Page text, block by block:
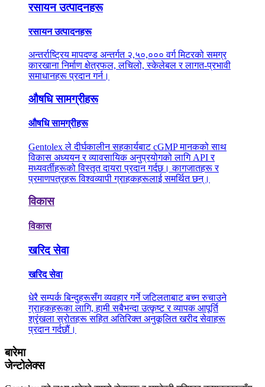
रसायन उत्पादनहरू
रसायन उत्पादनहरू
अन्तर्राष्ट्रिय मापदण्ड अन्तर्गत २,५०,००० वर्ग मिटरको समग्र
कारखाना निर्माण क्षेत्रफल, लचिलो, स्केलेबल र लागत-प्रभावी
समाधानहरू प्रदान गर्न।
औषधि सामग्रीहरू
औषधि सामग्रीहरू
Gentolex ले दीर्घकालीन सहकार्यबाट cGMP मानकको साथ
विकास अध्ययन र व्यावसायिक अनुप्रयोगको लागि API र
मध्यवर्तीहरूको विस्तृत दायरा प्रदान गर्दछ। कागजातहरू र
प्रमाणपत्रहरू विश्वव्यापी ग्राहकहरूलाई समर्थित छन्।
विकास
विकास
खरिद सेवा
खरिद सेवा
धेरै सम्पर्क बिन्दुहरूसँग व्यवहार गर्ने जटिलताबाट बच्न रुचाउने
ग्राहकहरूका लागि, हामी सबैभन्दा उत्कृष्ट र व्यापक आपूर्ति
श्रृंखला स्रोतहरू सहित अतिरिक्त अनुकूलित खरीद सेवाहरू
प्रदान गर्दछौं।
बारेमा
जेन्टोलेक्स